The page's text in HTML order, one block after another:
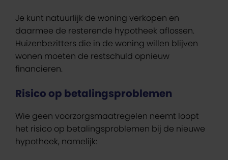
Je kunt natuurlijk de woning verkopen en
daarmee de resterende hypotheek aflossen.
Huizenbezitters die in de woning willen blijven
wonen moeten de restschuld opnieuw
financieren.
Risico op betalingsproblemen
Wie geen voorzorgsmaatregelen neemt loopt
het risico op betalingsproblemen bij de nieuwe
hypotheek, namelijk: